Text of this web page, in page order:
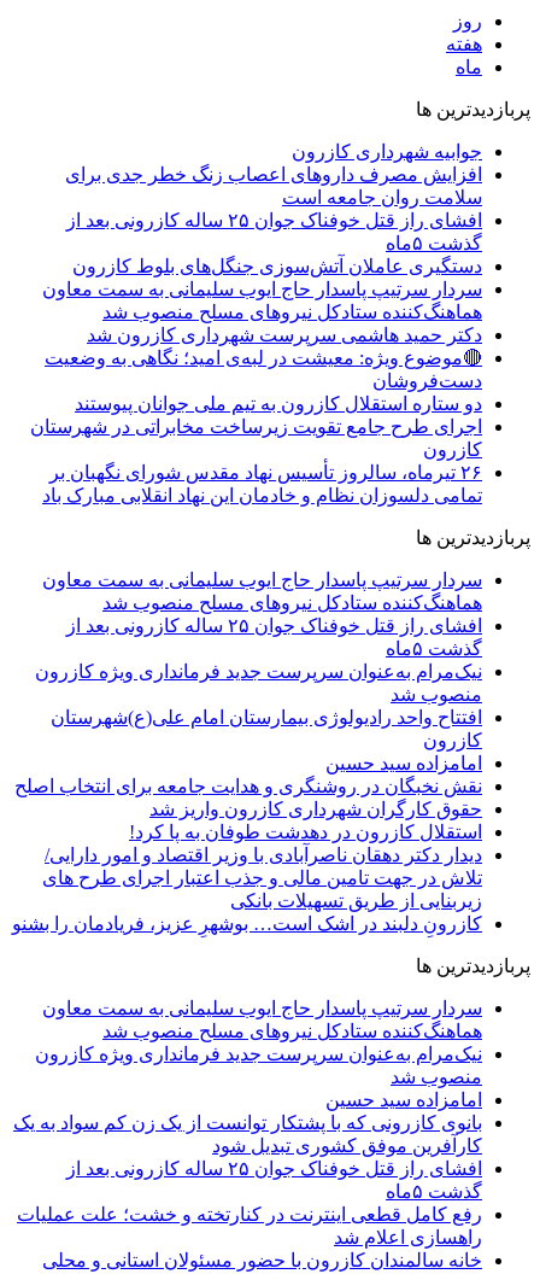
روز
هفته
ماه
پربازدیدترین ها
جوابیه شهرداری کازرون
افزایش مصرف داروهای اعصاب زنگ خطر جدی برای
سلامت روان جامعه است
افشای راز قتل خوفناک جوان ۲۵ ساله کازرونی بعد از
گذشت ۵ماه
دستگیری عاملان آتش‌سوزی جنگل‌های بلوط کازرون
سردار سرتیپ پاسدار حاج ایوب سلیمانی به سمت معاون
هماهنگ‌کننده ستادکل نیروهای مسلح منصوب شد
دکتر حمید هاشمی سرپرست شهرداری کازرون شد
🔴موضوع ویژه: معیشت در لبه‌ی امید؛ نگاهی به وضعیت
دست‌فروشان
دو ستاره استقلال کازرون به تیم ملی جوانان پیوستند
اجرای طرح جامع تقویت زیرساخت مخابراتی در شهرستان
کازرون
۲۶ تیرماه، سالروز تأسیس نهاد مقدس شورای نگهبان بر
تمامی دلسوزان نظام و خادمان این نهاد انقلابی مبارک باد
پربازدیدترین ها
سردار سرتیپ پاسدار حاج ایوب سلیمانی به سمت معاون
هماهنگ‌کننده ستادکل نیروهای مسلح منصوب شد
افشای راز قتل خوفناک جوان ۲۵ ساله کازرونی بعد از
گذشت ۵ماه
نیک‌مرام به‌عنوان سرپرست جدید فرمانداری ویژه کازرون
منصوب شد
افتتاح واحد رادیولوژی بیمارستان امام علی(ع)شهرستان
کازرون
امامزاده سید حسین
نقش نخبگان در روشنگری و هدایت‌ جامعه برای انتخاب اصلح
حقوق کارگران شهرداری کازرون واریز شد
استقلال کازرون در دهدشت طوفان به پا کرد!
دیدار دکتر دهقان ناصرآبادی با وزیر اقتصاد و امور دارایی/
تلاش در جهت تامین مالی و جذب اعتبار اجرای طرح های
زیربنایی از طریق تسهیلات بانکی
کازرونِ دلبند در اشک است… بوشهرِ عزیز، فریادمان را بشنو
پربازدیدترین ها
سردار سرتیپ پاسدار حاج ایوب سلیمانی به سمت معاون
هماهنگ‌کننده ستادکل نیروهای مسلح منصوب شد
نیک‌مرام به‌عنوان سرپرست جدید فرمانداری ویژه کازرون
منصوب شد
امامزاده سید حسین
بانوی کازرونی که با پشتکار توانست از یک زن کم سواد به یک
کارآفرین موفق کشوری تبدیل شود
افشای راز قتل خوفناک جوان ۲۵ ساله کازرونی بعد از
گذشت ۵ماه
رفع کامل قطعی اینترنت در کنارتخته و خشت؛ علت عملیات
راهسازی اعلام شد
خانه سالمندان کازرون با حضور مسئولان استانی و محلی